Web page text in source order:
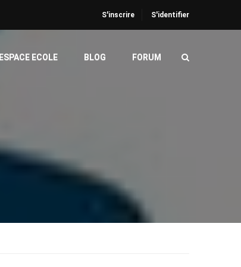
S'inscrire S'identifier
ESPACE ECOLE BLOG FORUM